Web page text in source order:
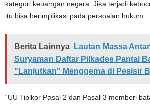
kategori keuangan negara. Jika terjadi
itu bisa berimplikasi pada persoalan hukum.
Berita Lainnya
Lautan Massa
Suryaman Daftar Pilkades Pantai
"Lanjutkan" Menggema di Pesisir
“UU Tipikor Pasal 2 dan Pasal 3 memberi